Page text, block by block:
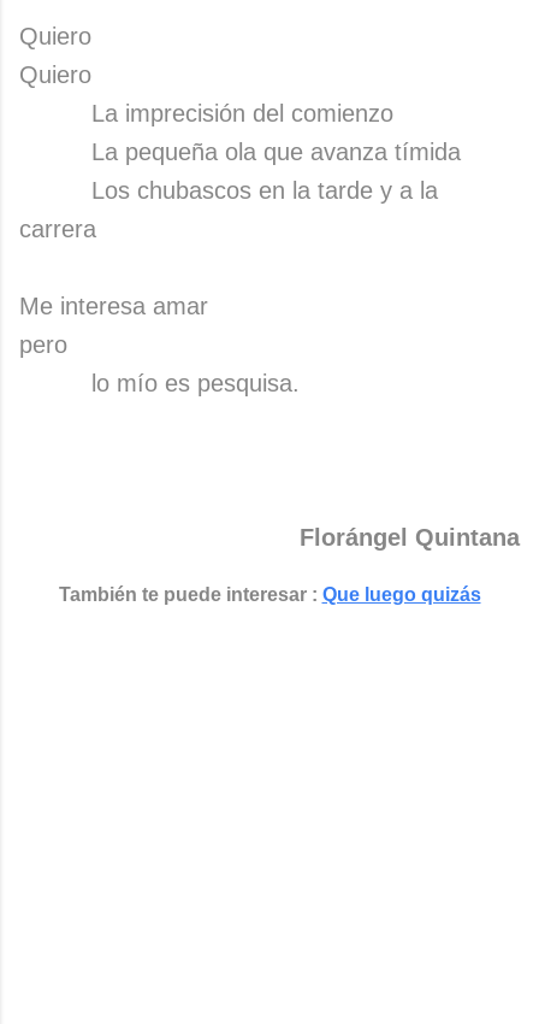
Quiero
Quiero
La imprecisión del comienzo
La pequeña ola que avanza tímida
Los chubascos en la tarde y a la
carrera
Me interesa amar
pero
lo mío es pesquisa.
Florángel Quintana
También te puede interesar : Que luego quizás